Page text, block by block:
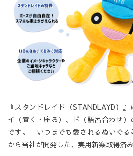
『スタンドレイド（STANDLAYD）
イ（置く・座る）、ド（語呂合わせ
です。「いつまでも愛されるぬいぐ
から当社が開発した、実用新案取得済